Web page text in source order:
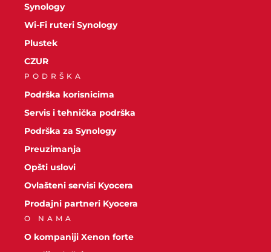
Synology
Wi-Fi ruteri Synology
Plustek
CZUR
PODRŠKA
Podrška korisnicima
Servis i tehnička podrška
Podrška za Synology
Preuzimanja
Opšti uslovi
Ovlašteni servisi Kyocera
Prodajni partneri Kyocera
O NAMA
O kompaniji Xenon forte